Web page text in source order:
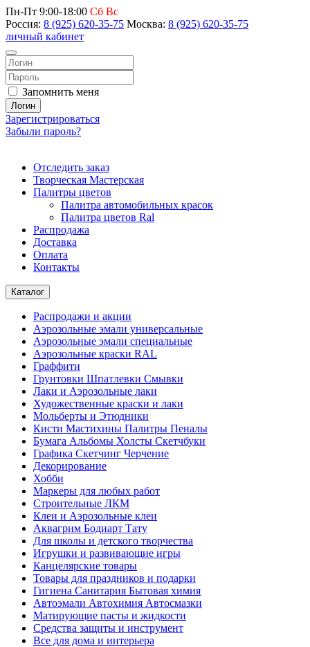
Пн-Пт 9:00-18:00 Сб Вс
Россия: 8 (925) 620-35-75 Москва: 8 (925) 620-35-75
личный кабинет
Запомнить меня
Логин
Зарегистрироваться
Забыли пароль?
Отследить заказ
Творческая Мастерская
Палитры цветов
Палитра автомобильных красок
Палитра цветов Ral
Распродажа
Доставка
Оплата
Контакты
Каталог
Распродажи и акции
Аэрозольные эмали универсальные
Аэрозольные эмали специальные
Аэрозольные краски RAL
Граффити
Грунтовки Шпатлевки Смывки
Лаки и Аэрозольные лаки
Художественные краски и лаки
Мольберты и Этюдники
Кисти Мастихины Палитры Пеналы
Бумага Альбомы Холсты Скетчбуки
Графика Скетчинг Черчение
Декорирование
Хобби
Маркеры для любых работ
Строительные ЛКМ
Клеи и Аэрозольные клеи
Аквагрим Бодиарт Тату
Для школы и детского творчества
Игрушки и развивающие игры
Канцелярские товары
Товары для праздников и подарки
Гигиена Санитария Бытовая химия
Автоэмали Автохимия Автосмазки
Матирующие пасты и жидкости
Средства защиты и инструмент
Все для дома и интерьера